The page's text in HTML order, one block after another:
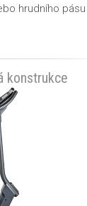
hrudního
konstrukce